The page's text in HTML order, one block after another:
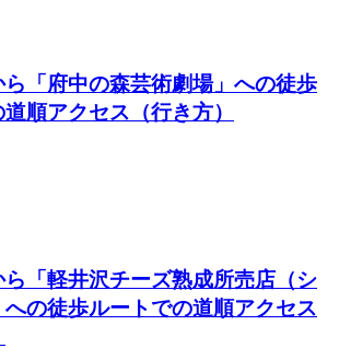
「府中の森芸術劇場」への徒歩
順アクセス（行き方）
「軽井沢チーズ熟成所売店（シ
への徒歩ルートでの道順アクセス